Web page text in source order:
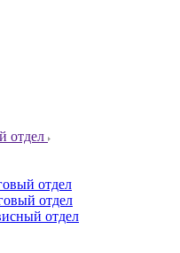
отдел
отдел
отдел
отдел